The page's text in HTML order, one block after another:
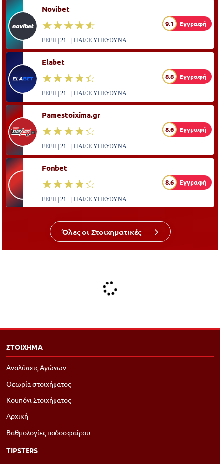
Novibet
☆☆☆☆☆
★★★★★ 9.1 Εγγραφή
ΕΕΕΠ | 21+ | ΠΑΙΞΕ ΥΠΕΥΘΥΝΑ
Elabet
☆☆☆☆☆
★★★★★ 8.8 Εγγραφή
ΕΕΕΠ | 21+ | ΠΑΙΞΕ ΥΠΕΥΘΥΝΑ
Pamestoixima.gr
☆☆☆☆☆
★★★★★ 8.6 Εγγραφή
ΕΕΕΠ | 21+ | ΠΑΙΞΕ ΥΠΕΥΘΥΝΑ
Fonbet
☆☆☆☆☆
★★★★★ 8.6 Εγγραφή
ΕΕΕΠ | 21+ | ΠΑΙΞΕ ΥΠΕΥΘΥΝΑ
Όλες οι Στοιχηματικές
ΣΤΟΙΧΗΜΑ
Αναλύσεις Αγώνων
Θεωρία στοιχήματος
Κουπόνι Στοιχήματος
Αρχική
Βαθμολογίες ποδοσφαίρου
TIPSTERS